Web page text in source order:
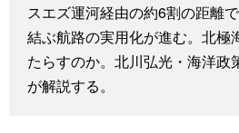
科学・技術
暮らし
Books
Cinema
スエズ運河経由の約6割の距離
結ぶ航路の実用化が進む。北極
たらすのか。北川弘光・海洋政
が解説する。